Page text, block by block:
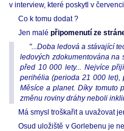
v interview, které poskytl v
Co k tomu dodat ?
Jen malé připomenutí ze
"...Doba ledová a stávající
ledových zdokumentována na
před 10 000 lety... Nejvíce
perihélia (perioda 21 000 let),
Měsíce a planet. Díky tomuto
změnu roviny dráhy neboli
Má smysl troškařit a uvažovat
Osud uložiště v Gorlebenu je